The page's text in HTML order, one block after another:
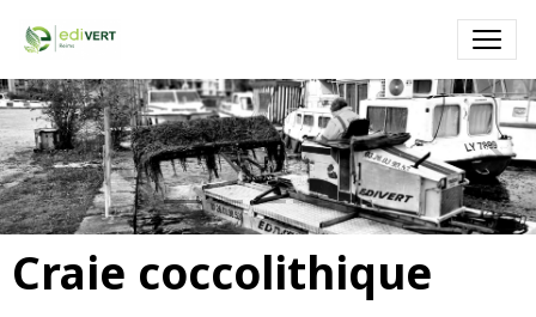
Faucardage - EDIVERT
Faucardage par bateau faucardeur ramasseur et barge sur un lac
Craie coccolithique